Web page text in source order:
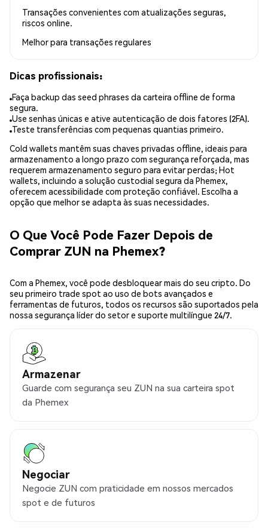
Transações convenientes com atualizações seguras,
riscos online.
Melhor para transações regulares
Dicas profissionais:
Faça backup das seed phrases da carteira offline de forma
segura.
Use senhas únicas e ative autenticação de dois fatores (2FA).
Teste transferências com pequenas quantias primeiro.
Cold wallets mantêm suas chaves privadas offline, ideais para
armazenamento a longo prazo com segurança reforçada, mas
requerem armazenamento seguro para evitar perdas; Hot
wallets, incluindo a solução custodial segura da Phemex,
oferecem acessibilidade com proteção confiável. Escolha a
opção que melhor se adapta às suas necessidades.
O Que Você Pode Fazer Depois de
Comprar ZUN na Phemex?
Com a Phemex, você pode desbloquear mais do seu cripto. Do
seu primeiro trade spot ao uso de bots avançados e
ferramentas de futuros, todos os recursos são suportados pela
nossa segurança líder do setor e suporte multilíngue 24/7.
Armazenar
Guarde com segurança seu ZUN na sua carteira spot
da Phemex
Negociar
Negocie ZUN com praticidade em nossos mercados
spot e de futuros